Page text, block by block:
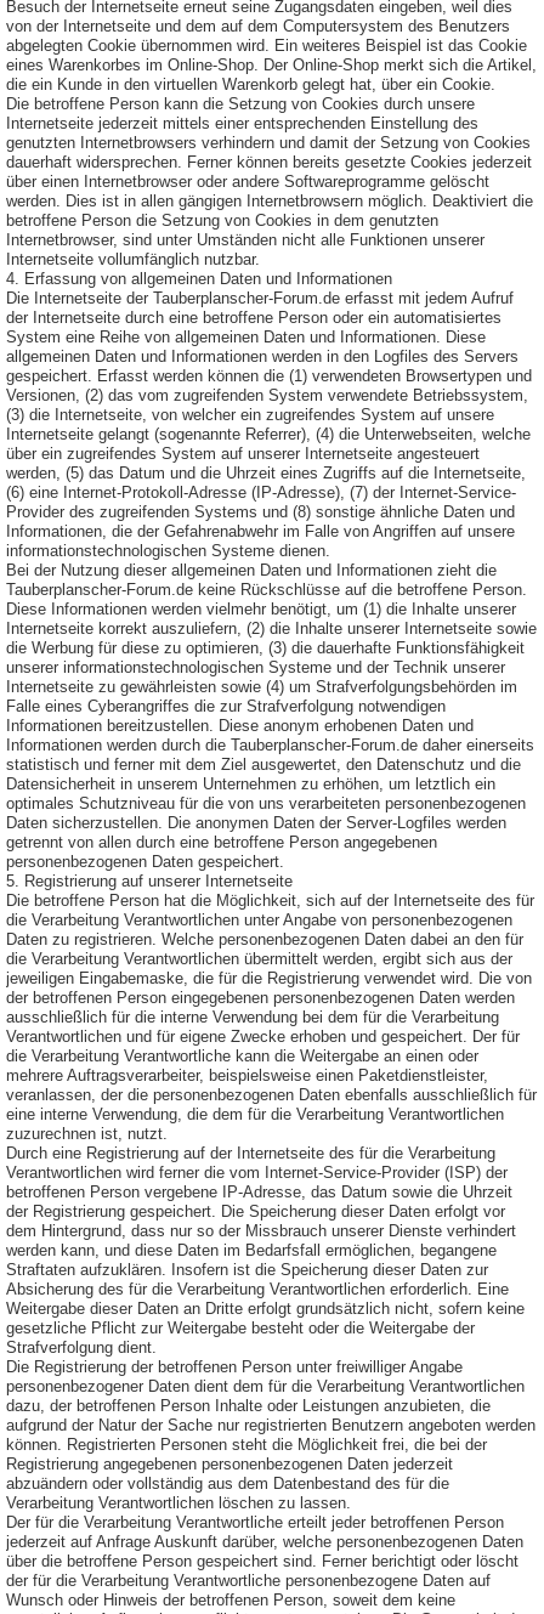
Besuch der Internetseite erneut seine Zugangsdaten eingeben, weil dies
von der Internetseite und dem auf dem Computersystem des Benutzers
abgelegten Cookie übernommen wird. Ein weiteres Beispiel ist das Cookie
eines Warenkorbes im Online-Shop. Der Online-Shop merkt sich die Artikel,
die ein Kunde in den virtuellen Warenkorb gelegt hat, über ein Cookie.
Die betroffene Person kann die Setzung von Cookies durch unsere
Internetseite jederzeit mittels einer entsprechenden Einstellung des
genutzten Internetbrowsers verhindern und damit der Setzung von Cookies
dauerhaft widersprechen. Ferner können bereits gesetzte Cookies jederzeit
über einen Internetbrowser oder andere Softwareprogramme gelöscht
werden. Dies ist in allen gängigen Internetbrowsern möglich. Deaktiviert die
betroffene Person die Setzung von Cookies in dem genutzten
Internetbrowser, sind unter Umständen nicht alle Funktionen unserer
Internetseite vollumfänglich nutzbar.
4. Erfassung von allgemeinen Daten und Informationen
Die Internetseite der Tauberplanscher-Forum.de erfasst mit jedem Aufruf
der Internetseite durch eine betroffene Person oder ein automatisiertes
System eine Reihe von allgemeinen Daten und Informationen. Diese
allgemeinen Daten und Informationen werden in den Logfiles des Servers
gespeichert. Erfasst werden können die (1) verwendeten Browsertypen und
Versionen, (2) das vom zugreifenden System verwendete Betriebssystem,
(3) die Internetseite, von welcher ein zugreifendes System auf unsere
Internetseite gelangt (sogenannte Referrer), (4) die Unterwebseiten, welche
über ein zugreifendes System auf unserer Internetseite angesteuert
werden, (5) das Datum und die Uhrzeit eines Zugriffs auf die Internetseite,
(6) eine Internet-Protokoll-Adresse (IP-Adresse), (7) der Internet-Service-
Provider des zugreifenden Systems und (8) sonstige ähnliche Daten und
Informationen, die der Gefahrenabwehr im Falle von Angriffen auf unsere
informationstechnologischen Systeme dienen.
Bei der Nutzung dieser allgemeinen Daten und Informationen zieht die
Tauberplanscher-Forum.de keine Rückschlüsse auf die betroffene Person.
Diese Informationen werden vielmehr benötigt, um (1) die Inhalte unserer
Internetseite korrekt auszuliefern, (2) die Inhalte unserer Internetseite sowie
die Werbung für diese zu optimieren, (3) die dauerhafte Funktionsfähigkeit
unserer informationstechnologischen Systeme und der Technik unserer
Internetseite zu gewährleisten sowie (4) um Strafverfolgungsbehörden im
Falle eines Cyberangriffes die zur Strafverfolgung notwendigen
Informationen bereitzustellen. Diese anonym erhobenen Daten und
Informationen werden durch die Tauberplanscher-Forum.de daher einerseits
statistisch und ferner mit dem Ziel ausgewertet, den Datenschutz und die
Datensicherheit in unserem Unternehmen zu erhöhen, um letztlich ein
optimales Schutzniveau für die von uns verarbeiteten personenbezogenen
Daten sicherzustellen. Die anonymen Daten der Server-Logfiles werden
getrennt von allen durch eine betroffene Person angegebenen
personenbezogenen Daten gespeichert.
5. Registrierung auf unserer Internetseite
Die betroffene Person hat die Möglichkeit, sich auf der Internetseite des für
die Verarbeitung Verantwortlichen unter Angabe von personenbezogenen
Daten zu registrieren. Welche personenbezogenen Daten dabei an den für
die Verarbeitung Verantwortlichen übermittelt werden, ergibt sich aus der
jeweiligen Eingabemaske, die für die Registrierung verwendet wird. Die von
der betroffenen Person eingegebenen personenbezogenen Daten werden
ausschließlich für die interne Verwendung bei dem für die Verarbeitung
Verantwortlichen und für eigene Zwecke erhoben und gespeichert. Der für
die Verarbeitung Verantwortliche kann die Weitergabe an einen oder
mehrere Auftragsverarbeiter, beispielsweise einen Paketdienstleister,
veranlassen, der die personenbezogenen Daten ebenfalls ausschließlich für
eine interne Verwendung, die dem für die Verarbeitung Verantwortlichen
zuzurechnen ist, nutzt.
Durch eine Registrierung auf der Internetseite des für die Verarbeitung
Verantwortlichen wird ferner die vom Internet-Service-Provider (ISP) der
betroffenen Person vergebene IP-Adresse, das Datum sowie die Uhrzeit
der Registrierung gespeichert. Die Speicherung dieser Daten erfolgt vor
dem Hintergrund, dass nur so der Missbrauch unserer Dienste verhindert
werden kann, und diese Daten im Bedarfsfall ermöglichen, begangene
Straftaten aufzuklären. Insofern ist die Speicherung dieser Daten zur
Absicherung des für die Verarbeitung Verantwortlichen erforderlich. Eine
Weitergabe dieser Daten an Dritte erfolgt grundsätzlich nicht, sofern keine
gesetzliche Pflicht zur Weitergabe besteht oder die Weitergabe der
Strafverfolgung dient.
Die Registrierung der betroffenen Person unter freiwilliger Angabe
personenbezogener Daten dient dem für die Verarbeitung Verantwortlichen
dazu, der betroffenen Person Inhalte oder Leistungen anzubieten, die
aufgrund der Natur der Sache nur registrierten Benutzern angeboten werden
können. Registrierten Personen steht die Möglichkeit frei, die bei der
Registrierung angegebenen personenbezogenen Daten jederzeit
abzuändern oder vollständig aus dem Datenbestand des für die
Verarbeitung Verantwortlichen löschen zu lassen.
Der für die Verarbeitung Verantwortliche erteilt jeder betroffenen Person
jederzeit auf Anfrage Auskunft darüber, welche personenbezogenen Daten
über die betroffene Person gespeichert sind. Ferner berichtigt oder löscht
der für die Verarbeitung Verantwortliche personenbezogene Daten auf
Wunsch oder Hinweis der betroffenen Person, soweit dem keine